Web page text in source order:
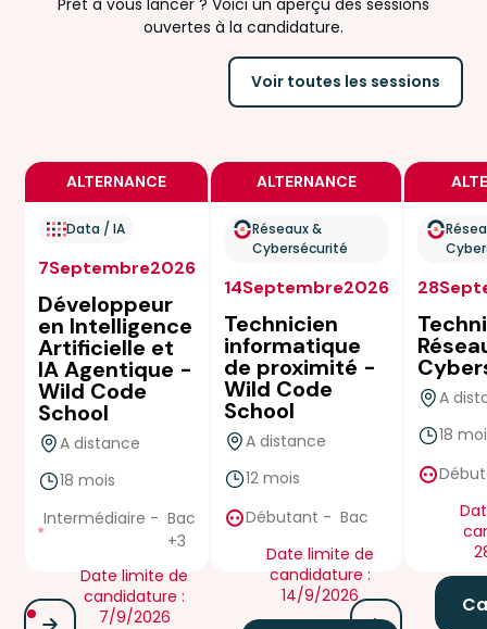
Prêt à vous lancer ? Voici un aperçu des sessions
ouvertes à la candidature.
Voir toutes les sessions
ALTERNANCE
Data / IA
7Septembre2026
Développeur
en Intelligence
Artificielle et
IA Agentique -
Wild Code
School
A distance
18 mois
Intermédiaire -Bac
+3
Date limite de
candidature :
7/9/2026
ALTERNANCE
Réseaux &
Cybersécurité
14Septembre2026
Technicien
informatique
de proximité -
Wild Code
School
A distance
12 mois
Débutant -Bac
Date limite de
candidature :
14/9/2026
28
A
18